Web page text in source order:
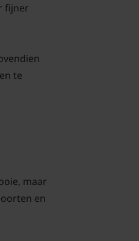
fijner
te
maar
en